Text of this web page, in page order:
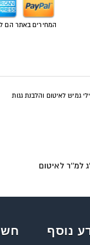
המחירים באתר הם
נוסף